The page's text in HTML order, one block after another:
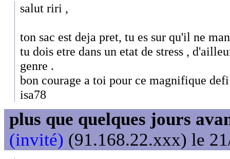
salut riri ,
ton sac est deja pret, tu es sur qu'il ne
tu dois etre dans un etat de stress ,
genre .
bon courage a toi pour ce magnifique defi
isa78
plus que quelques jours
(invité) (91.168.22.xxx) le